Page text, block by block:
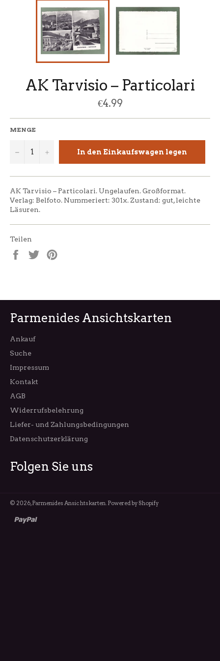
AK Tarvisio – Particolari
Normaler
Preis
€4.99
MENGE
− + In den Einkaufswagen legen
AK Tarvisio – Particolari. Ungelaufen. Großformat.
Verlag: Belfoto. Nummeriert: 301x. Zustand: gut, leichte
Läsuren.
Teilen
Auf
Facebook
Auf
Twitter
Parmenides Ansichtskarten
Ankauf
Suche
Impressum
Kontakt
AGB
Widerrufsbelehrung
Liefer- und Zahlungsbedingungen
Datenschutzerklärung
Folgen Sie uns
© 2026,Parmenides Ansichtskarten. Powered by Shopify